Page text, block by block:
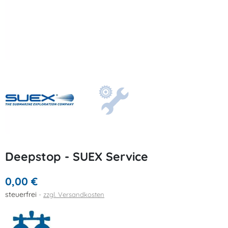
Deepstop - SUEX Service
0,00 €
steuerfrei zzgl. Versandkosten